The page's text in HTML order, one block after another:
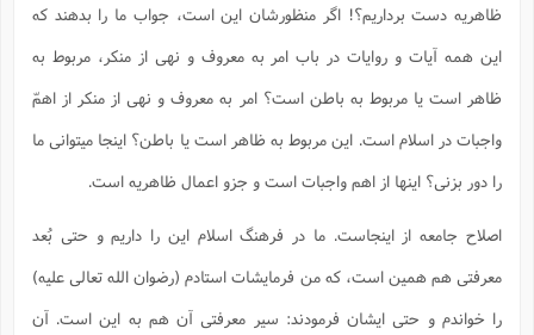
ظاهریه دست برداریم؟! اگر منظورشان این است، جواب ما را بدهند که
این همه آیات و روایات در باب امر به معروف و نهی از منکر، مربوط به
ظاهر است یا مربوط به باطن است؟ امر به معروف و نهی از منکر از اهمّ
واجبات در اسلام است. این مربوط به ظاهر است یا باطن؟ اینجا میتوانی ما
را دور بزنی؟ اینها از اهم واجبات است و جزو اعمال ظاهریه است.
اصلاح جامعه از اینجاست. ما در فرهنگ اسلام این را داریم و حتی بُعد
معرفتی هم همین است، که من فرمایشات استادم (رضوان الله تعالی علیه)
را خواندم و حتی ایشان فرمودند: سیر معرفتی آن هم به این است. آن